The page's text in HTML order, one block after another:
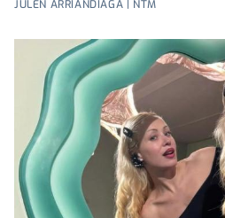
JULEN ARRIANDIAGA | NTM